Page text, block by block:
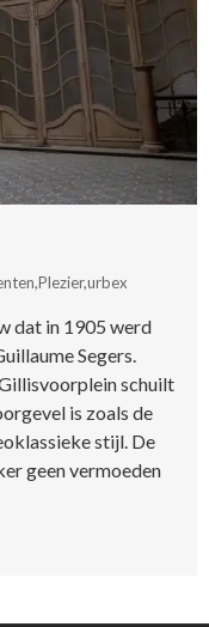
,Plezier,urbex
dat in 1905 werd
Segers.
schuilt
is zoals de
stijl. De
geen vermoeden